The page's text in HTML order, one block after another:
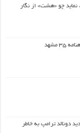
چو «هشت» از نگار
مشهد
دونالد ترامپ به خاطر